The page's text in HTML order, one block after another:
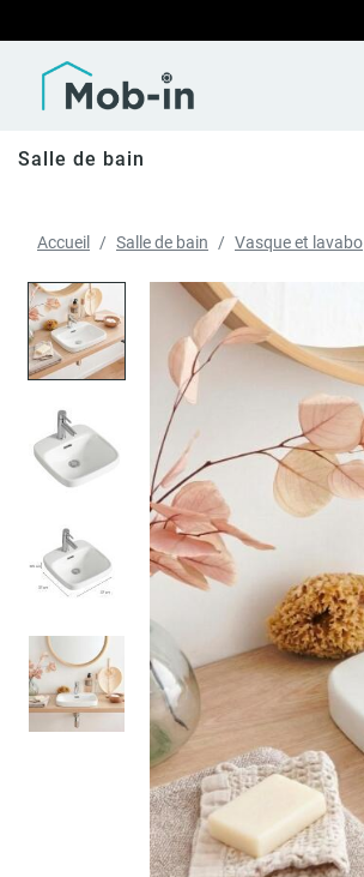
Salle de bain
Accueil Salle de bain Vasque et lavabo